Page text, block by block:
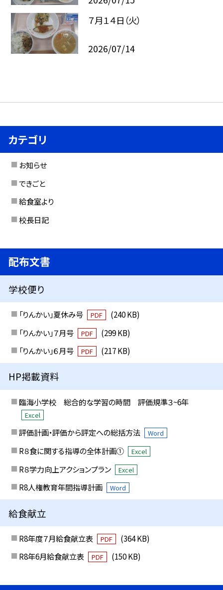
７月１４日（火）
2026/07/14
カテゴリ
お知らせ
できごと
給食室より
校長日記
配布文書
学校便り
「りんかい」夏休み号 PDF
(240 KB)
「りんかい」７月号
PDF
(299 KB)
「りんかい」６月号
PDF (217 KB)
HP掲載資料
臨海小学校 総合的な学習の時間 評価規準３~6年
Excel
評価計画・評価から評定への総括方法 Word
R８食に関する指導の全体計画① Excel
R８学力向上アクションプラン Excel
R8人権教育年間指導計画 Word
給食献立
R8年度７月給食献立表 PDF
(364 KB)
R8年6月給食献立表
PDF (150 KB)